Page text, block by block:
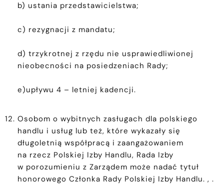
b) ustania przedstawicielstwa;
c) rezygnacji z mandatu;
d) trzykrotnej z rzędu nie usprawiedliwionej
nieobecności na posiedzeniach Rady;
e)upływu 4 – letniej kadencji.
Osobom o wybitnych zasługach dla polskiego
handlu i usług lub też, które wykazały się
długoletnią współpracą i zaangażowaniem
na rzecz Polskiej Izby Handlu, Rada Izby
w porozumieniu z Zarządem może nadać tytuł
honorowego Członka Rady Polskiej Izby Handlu. , .